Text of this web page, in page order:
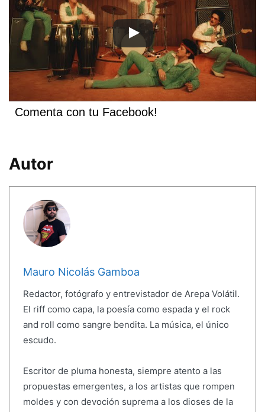
Comenta con tu Facebook!
Autor
Mauro Nicolás Gamboa
Redactor, fotógrafo y entrevistador de Arepa Volátil.
El riff como capa, la poesía como espada y el rock
and roll como sangre bendita. La música, el único
escudo.
Escritor de pluma honesta, siempre atento a las
propuestas emergentes, a los artistas que rompen
moldes y con devoción suprema a los dioses de la